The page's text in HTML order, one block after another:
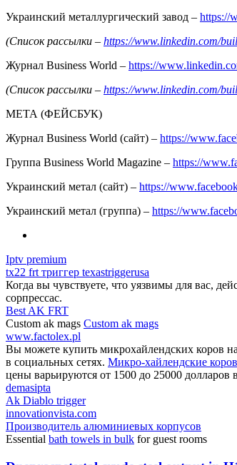
Украинский металлургический завод – https://
(Список рассылки – https://www.linkedin.com/
Журнал Business World – https://
(Список рассылки – https://www.linkedin.com/
МЕТА (ФЕЙСБУК)
Журнал Business World (сайт) – https://
Группа Business World Magazine – https://
Украинский метал (сайт) – https://
Украинский метал (группа) – https://
Iptv premium
tx22 frt триггер texastriggerusa
Когда вы чувствуете, что уязвимы для вас,
сорпрессас.
Best AK FRT
Custom ak mags Custom ak mags
www.factolex.pl
Вы можете купить микрохайлендских коров
в социальных сетях. Микро-хайлендские
цены варьируются от 1500 до 25000 долларов
demasipta
Ak Diablo trigger
innovationvista.com
Производитель алюминиевых корпусов
Essential bath towels in bulk for guest rooms